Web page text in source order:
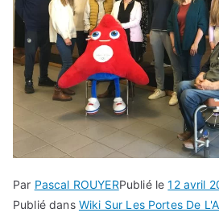
Par Pascal ROUYERPublié le12 avril
Publié dans Wiki Sur Les Portes De